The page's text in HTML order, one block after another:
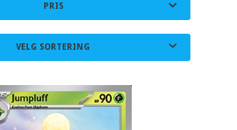
PRIS
VELG SORTERING